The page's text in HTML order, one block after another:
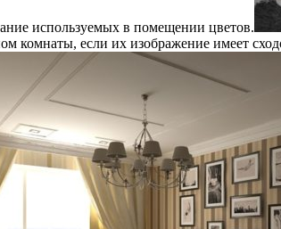
используемых в помещении цветов.
комнаты, если их изображение имеет